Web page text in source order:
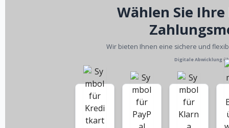
Wählen Sie
Wir bieten Ihnen eine sichere und
Digitale Abwicklung